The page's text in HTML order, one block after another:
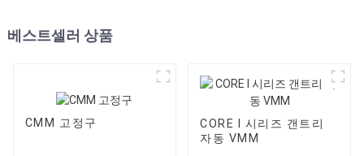
베스트셀러 상품
CMM 고정구
CORE I 시리즈 갠트리
자동 VMM